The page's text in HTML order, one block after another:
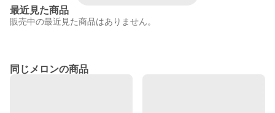
最近見た商品
販売中の最近見た商品はありません。
同じメロンの商品